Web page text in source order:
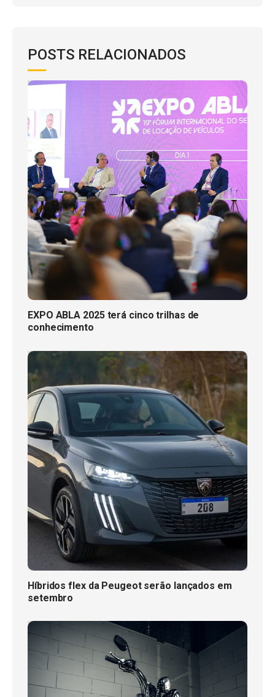
POSTS RELACIONADOS
EXPO ABLA 2025 terá cinco trilhas de
conhecimento
Híbridos flex da Peugeot serão lançados em
setembro